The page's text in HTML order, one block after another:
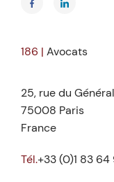
186 | Avocats
25, rue du
75008 Paris
France
Tél.+33 (0)1 83 64